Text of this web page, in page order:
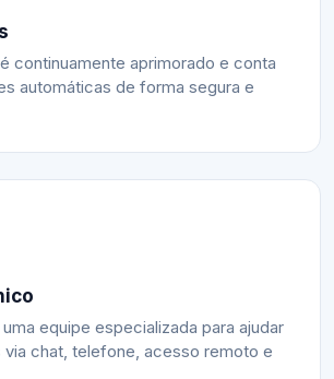
continuamente aprimorado e conta
automáticas de forma segura e
equipe especializada para ajudar
chat, telefone, acesso remoto e